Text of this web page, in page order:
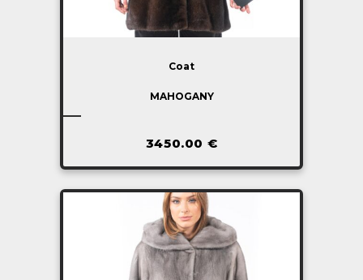
Coat
MAHOGANY
3450.00 €